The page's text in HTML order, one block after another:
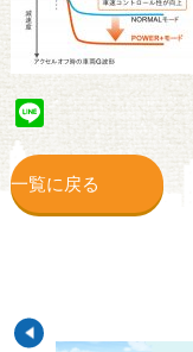
Line
一覧に戻る